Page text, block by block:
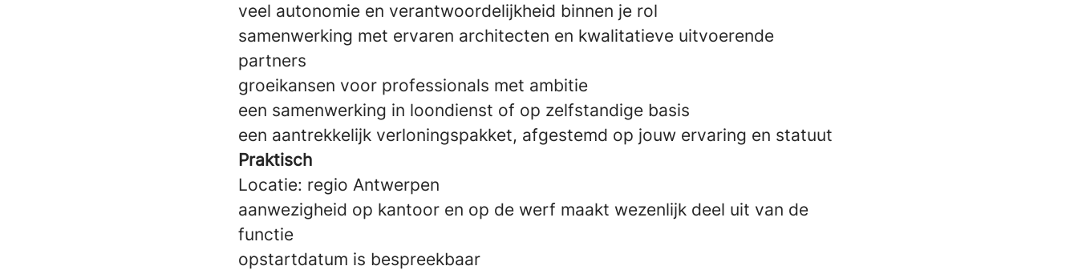
veel autonomie en verantwoordelijkheid binnen je rol
samenwerking met ervaren architecten en kwalitatieve uitvoerende
partners
groeikansen voor professionals met ambitie
een samenwerking in loondienst of op zelfstandige basis
een aantrekkelijk verloningspakket, afgestemd op jouw ervaring en statuut
Praktisch
Locatie: regio Antwerpen
aanwezigheid op kantoor en op de werf maakt wezenlijk deel uit van de
functie
opstartdatum is bespreekbaar